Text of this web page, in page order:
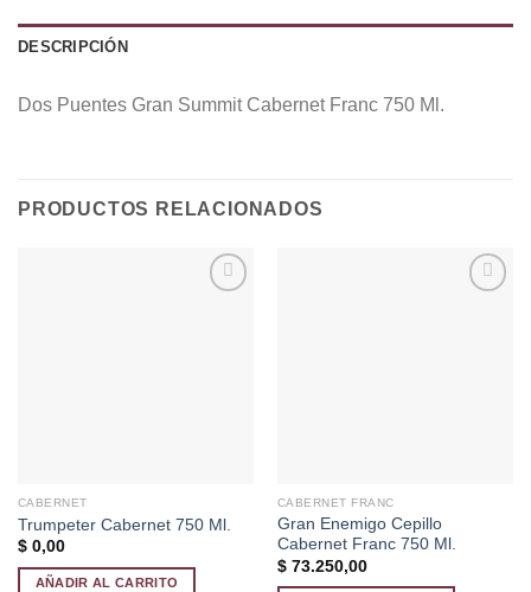
DESCRIPCIÓN
Dos Puentes Gran Summit Cabernet Franc 750 Ml.
PRODUCTOS RELACIONADOS
CABERNET
Trumpeter Cabernet 750 Ml.
$0,00
AÑADIR AL CARRITO
CABERNET FRANC
Gran Enemigo Cepillo
Cabernet Franc 750 Ml.
$73.250,00